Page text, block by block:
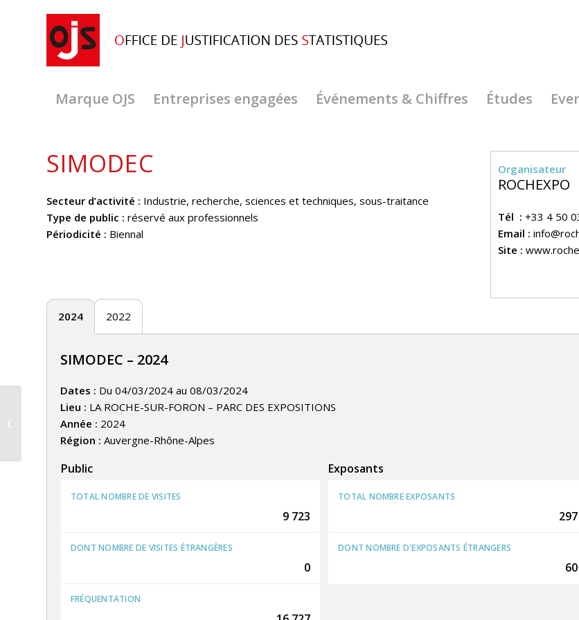
Marque OJS Entreprises engagées Événements & Chiffres Études
SIMODEC
Secteur d’activité : Industrie, recherche, sciences et techniques, sous-traitance
Type de public : réservé aux professionnels
Périodicité : Biennal
Organisateur
ROCHEXPO
Tél : +33 4 50
Email :
Site :
2024 2022
SIMODEC – 2024
Dates : Du 04/03/2024 au 08/03/2024
Lieu : LA ROCHE-SUR-FORON – PARC DES EXPOSITIONS
Année : 2024
Région : Auvergne-Rhône-Alpes
Public
TOTAL NOMBRE DE VISITES
9 723
DONT NOMBRE DE VISITES ÉTRANGÈRES
0
FRÉQUENTATION
Exposants
TOTAL NOMBRE EXPOSANTS
297
DONT NOMBRE D'EXPOSANTS ÉTRANGERS
60
PRODUITS DU TERROIR – ROUEN